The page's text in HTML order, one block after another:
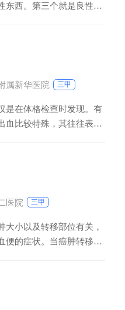
东西。第三个就是良性疾
现这种疼痛。所以这一个
理进行诊断，还有影像
么疾病。
属新华医院
三甲
是在体格检查时发现。有
血比较特殊，其往往表现
很多水或者水一样的东西
，症状会加重，比如分
医院
三甲
大小以及转移部位有关，
便的症状。当癌肿转移到
骼的时候，患者会出现骨
和截瘫。